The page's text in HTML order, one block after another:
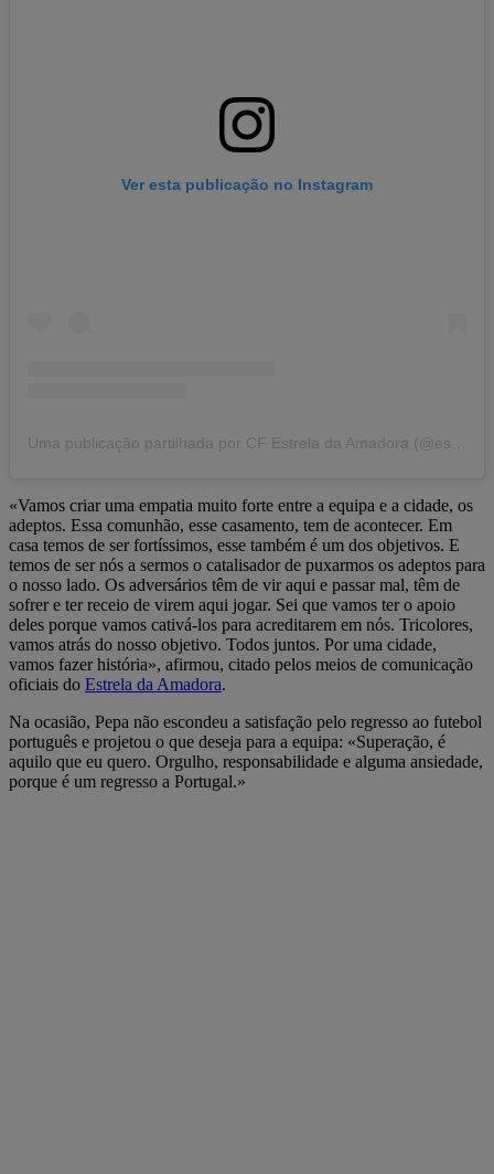
Ver esta publicação no Instagram
«Vamos criar uma empatia muito forte entre a equipa e a cidade, os
adeptos. Essa comunhão, esse casamento, tem de acontecer. Em
casa temos de ser fortíssimos, esse também é um dos objetivos. E
temos de ser nós a sermos o catalisador de puxarmos os adeptos para
o nosso lado. Os adversários têm de vir aqui e passar mal, têm de
sofrer e ter receio de virem aqui jogar. Sei que vamos ter o apoio
deles porque vamos cativá-los para acreditarem em nós. Tricolores,
vamos atrás do nosso objetivo. Todos juntos. Por uma cidade,
vamos fazer história», afirmou, citado pelos meios de comunicação
oficiais do Estrela da Amadora.
Na ocasião, Pepa não escondeu a satisfação pelo regresso ao futebol
português e projetou o que deseja para a equipa: «Superação, é
aquilo que eu quero. Orgulho, responsabilidade e alguma ansiedade,
porque é um regresso a Portugal.»